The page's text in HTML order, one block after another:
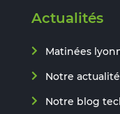
Actualités
Matinées
Notre actualité
Notre blog